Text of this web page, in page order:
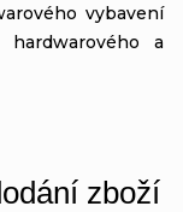
vybavení
a
zboží